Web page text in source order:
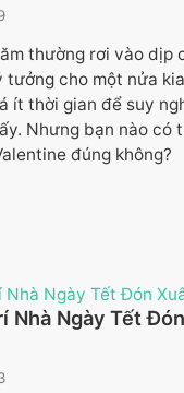
thường rơi vào dịp
tưởng cho một nửa
ít thời gian để suy
Nhưng bạn nào có
đúng không?
Nhà Ngày Tết